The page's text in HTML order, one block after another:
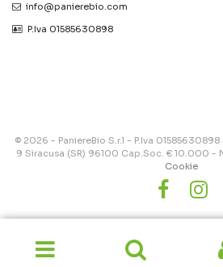
info@panierebio.com
‎‎‎‎‎ P.Iva 01585630898
© 2026 - PaniereBio S.r.l - P.Iva
9 Siracusa (SR) 96100 Cap.Soc. € 10.000 -
Cookie